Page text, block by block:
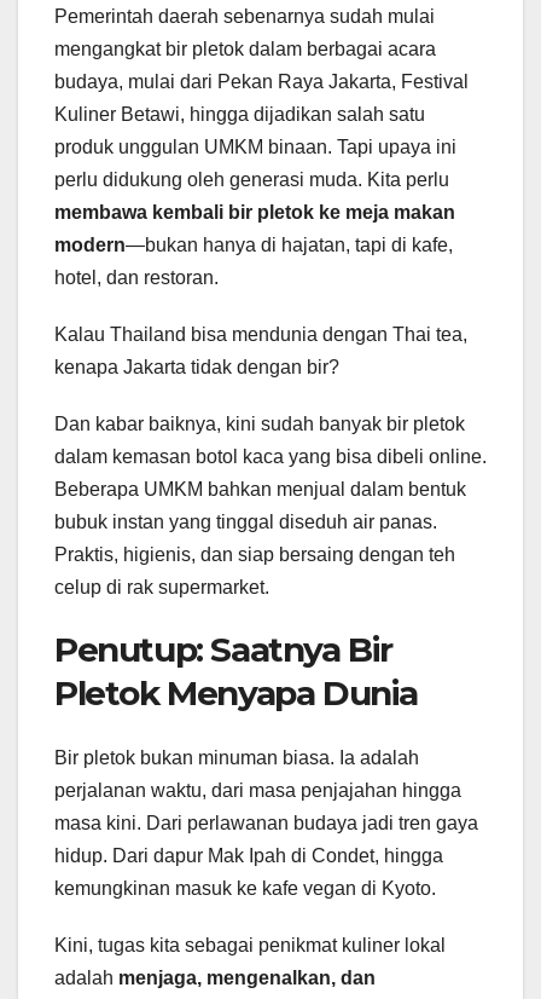
Pemerintah daerah sebenarnya sudah mulai
mengangkat bir pletok dalam berbagai acara
budaya, mulai dari Pekan Raya Jakarta, Festival
Kuliner Betawi, hingga dijadikan salah satu
produk unggulan UMKM binaan. Tapi upaya ini
perlu didukung oleh generasi muda. Kita perlu
membawa kembali bir pletok ke meja makan
modern—bukan hanya di hajatan, tapi di kafe,
hotel, dan restoran.
Kalau Thailand bisa mendunia dengan Thai tea,
kenapa Jakarta tidak dengan bir?
Dan kabar baiknya, kini sudah banyak bir pletok
dalam kemasan botol kaca yang bisa dibeli online.
Beberapa UMKM bahkan menjual dalam bentuk
bubuk instan yang tinggal diseduh air panas.
Praktis, higienis, dan siap bersaing dengan teh
celup di rak supermarket.
Penutup: Saatnya Bir
Pletok Menyapa Dunia
Bir pletok bukan minuman biasa. Ia adalah
perjalanan waktu, dari masa penjajahan hingga
masa kini. Dari perlawanan budaya jadi tren gaya
hidup. Dari dapur Mak Ipah di Condet, hingga
kemungkinan masuk ke kafe vegan di Kyoto.
Kini, tugas kita sebagai penikmat kuliner lokal
adalah menjaga, mengenalkan, dan